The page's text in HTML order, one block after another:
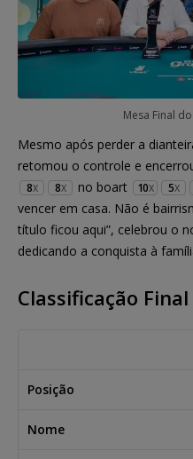
Mesa Final
Mesmo após perder a
retomou o controle e
8X 8X no boart 10X 5X
vencer em casa. Não é
título ficou aqui”, celebrou o
dedicando a conquista à
Classificação